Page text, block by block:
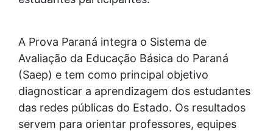
A Prova Paraná integra o Sistema de
Avaliação da Educação Básica do Paraná
(Saep) e tem como principal objetivo
diagnosticar a aprendizagem dos estudantes
das redes públicas do Estado. Os resultados
servem para orientar professores, equipes